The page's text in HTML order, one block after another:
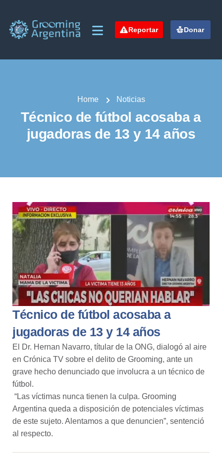
Reportar Donar
Home Noticias
Técnico de fútbol acosaba a
jugadoras de 13 y 14 años
Técnico de fútbol acosaba a
jugadoras de 13 y 14 años
El Dr. Hernan Navarro, títular de la ONG, dialogó al aire
en Crónica TV sobre el delito de Grooming, ante un
grave hecho denunciado que involucra a un técnico de
fútbol.
“Las víctimas nunca tienen la culpa. Grooming
Argentina queda a disposición de potenciales víctimas
de este sujeto. Alentamos a que denuncien”, sentenció
al respecto.